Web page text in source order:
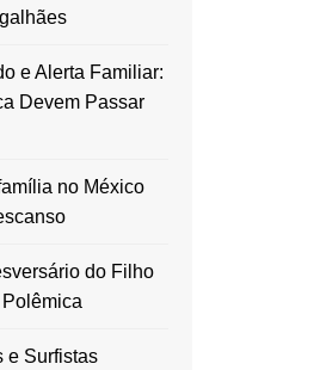
e Alerta Familiar:
Devem Passar
no México
do Filho
e Surfistas